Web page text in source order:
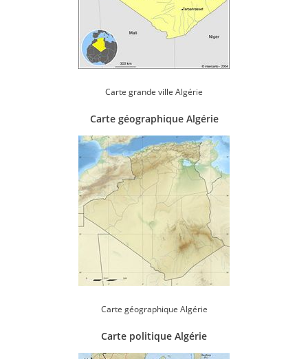
Carte grande ville Algérie
Carte géographique Algérie
Carte géographique Algérie
Carte politique Algérie